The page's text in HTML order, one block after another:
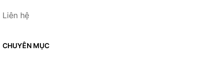
Liên hệ
CHUYÊN MỤC